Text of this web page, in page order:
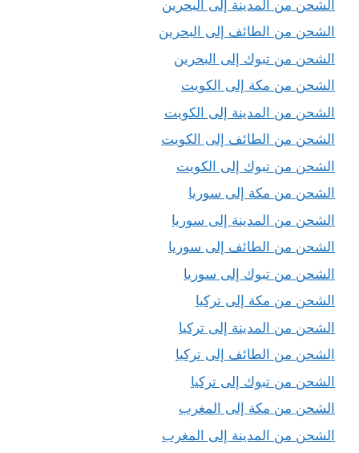
الشحن من المدينة إلى البحرين
الشحن من الطائف إلى البحرين
الشحن من تبوك إلى البحرين
الشحن من مكة إلى الكويت
الشحن من المدينة إلى الكويت
الشحن من الطائف إلى الكويت
الشحن من تبوك إلى الكويت
الشحن من مكة إلى سوريا
الشحن من المدينة إلى سوريا
الشحن من الطائف إلى سوريا
الشحن من تبوك إلى سوريا
الشحن من مكة إلى تركيا
الشحن من المدينة إلى تركيا
الشحن من الطائف إلى تركيا
الشحن من تبوك إلى تركيا
الشحن من مكة إلى المغرب
الشحن من المدينة إلى المغرب